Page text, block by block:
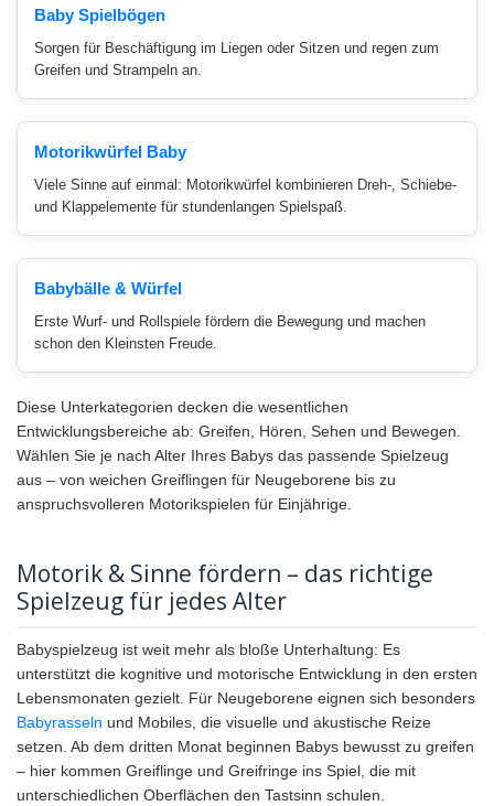
Baby Spielbögen
Sorgen für Beschäftigung im Liegen oder Sitzen und regen zum
Greifen und Strampeln an.
Motorikwürfel Baby
Viele Sinne auf einmal: Motorikwürfel kombinieren Dreh-, Schiebe-
und Klappelemente für stundenlangen Spielspaß.
Babybälle & Würfel
Erste Wurf- und Rollspiele fördern die Bewegung und machen
schon den Kleinsten Freude.
Diese Unterkategorien decken die wesentlichen
Entwicklungsbereiche ab: Greifen, Hören, Sehen und Bewegen.
Wählen Sie je nach Alter Ihres Babys das passende Spielzeug
aus – von weichen Greiflingen für Neugeborene bis zu
anspruchsvolleren Motorikspielen für Einjährige.
Motorik & Sinne fördern – das richtige
Spielzeug für jedes Alter
Babyspielzeug ist weit mehr als bloße Unterhaltung: Es
unterstützt die kognitive und motorische Entwicklung in den ersten
Lebensmonaten gezielt. Für Neugeborene eignen sich besonders
Babyrasseln und Mobiles, die visuelle und akustische Reize
setzen. Ab dem dritten Monat beginnen Babys bewusst zu greifen
– hier kommen Greiflinge und Greifringe ins Spiel, die mit
unterschiedlichen Oberflächen den Tastsinn schulen.